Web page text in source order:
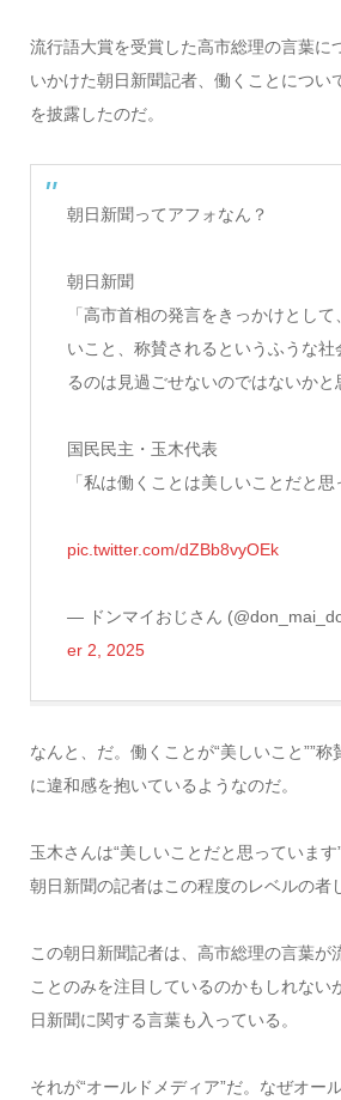
流行語大賞を受賞した高市総理の言葉に
いかけた朝日新聞記者、働くことについ
を披露したのだ。
朝日新聞ってアフォなん？
朝日新聞
「高市首相の発言をきっかけとし
いこと、称賛されるというふうな
るのは見過ごせないのではないかと
国民民主・玉木代表
「私は働くことは美しいことだと思
pic.twitter.com/dZBb8vyOEk
— ドンマイおじさん
er 2, 2025
なんと、だ。働くことが“美しいこと””
に違和感を抱いているようなのだ。
玉木さんは“美しいことだと思っています
朝日新聞の記者はこの程度のレベルの者
この朝日新聞記者は、高市総理の言葉が
ことのみを注目しているのかもしれない
日新聞に関する言葉も入っている。
それが“オールドメディア”だ。なぜオー